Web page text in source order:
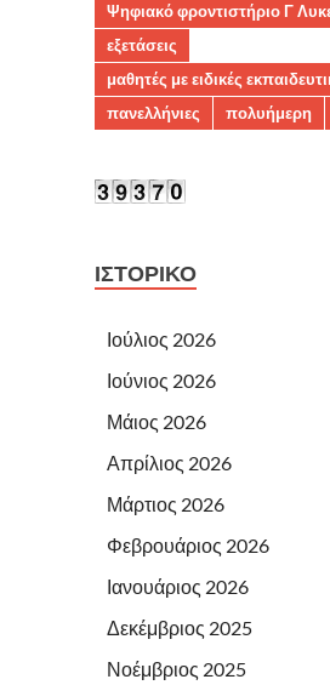
Ψηφιακό φροντιστήριο Γ
εξετάσεις
μαθητές με ειδικές
πανελλήνιες
πολυήμερη
ΙΣΤΟΡΙΚΌ
Ιούλιος 2026
Ιούνιος 2026
Μάιος 2026
Απρίλιος 2026
Μάρτιος 2026
Φεβρουάριος 2026
Ιανουάριος 2026
Δεκέμβριος 2025
Νοέμβριος 2025